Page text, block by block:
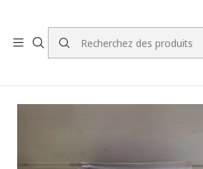
Accueil LOJA ONLINE Sistema
Temporizador das Velas Citroen,
Peugeot, Rover e Land Rover MAHLE